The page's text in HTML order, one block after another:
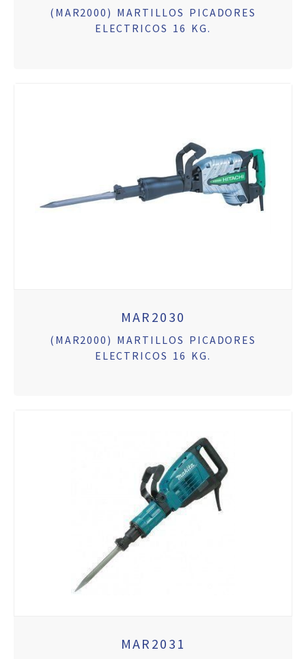
(MAR2000) MARTILLOS PICADORES
ELECTRICOS 16 KG.
MAR2030
(MAR2000) MARTILLOS PICADORES
ELECTRICOS 16 KG.
MAR2031